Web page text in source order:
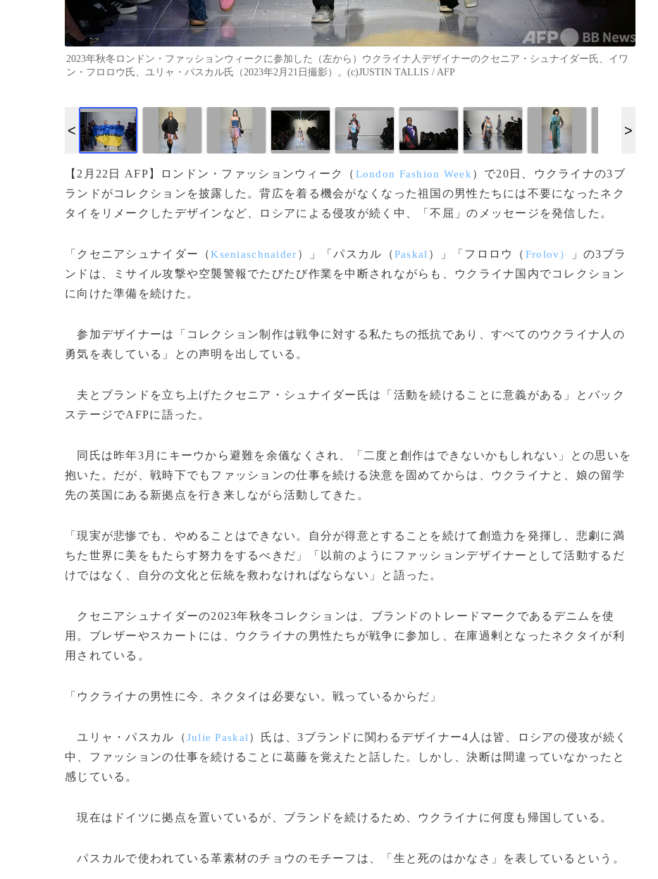
2023年秋冬ロンドン・ファッションウィークに参加した（左から）ウクライナ人デザイナーのクセニア・シュナイダー氏、イワ
ン・フロロウ氏、ユリャ・パスカル氏（2023年2月21日撮影）。(c)JUSTIN TALLIS / AFP
【2月22日 AFP】ロンドン・ファッションウィーク（ London Fashion Week ）で20日、ウクライナの3ブ
ランドがコレクションを披露した。背広を着る機会がなくなった祖国の男性たちには不要になったネク
タイをリメークしたデザインなど、ロシアによる侵攻が続く中、「不屈」のメッセージを発信した。
「クセニアシュナイダー（Kseniaschnaider ）」「パスカル（Paskal ）」「フロロウ（ Frolov）
」の3ブラ
ンドは、ミサイル攻撃や空襲警報でたびたび作業を中断されながらも、ウクライナ国内でコレクション
に向けた準備を続けた。
参加デザイナーは「コレクション制作は戦争に対する私たちの抵抗であり、すべてのウクライナ人の
勇気を表している」との声明を出している。
夫とブランドを立ち上げたクセニア・シュナイダー氏は「活動を続けることに意義がある」とバック
ステージでAFPに語った。
同氏は昨年3月にキーウから避難を余儀なくされ、「二度と創作はできないかもしれない」との思いを
抱いた。だが、戦時下でもファッションの仕事を続ける決意を固めてからは、ウクライナと、娘の留学
先の英国にある新拠点を行き来しながら活動してきた。
「現実が悲惨でも、やめることはできない。自分が得意とすることを続けて創造力を発揮し、悲劇に満
ちた世界に美をもたらす努力をするべきだ」「以前のようにファッションデザイナーとして活動するだ
けではなく、自分の文化と伝統を救わなければならない」と語った。
クセニアシュナイダーの2023年秋冬コレクションは、ブランドのトレードマークであるデニムを使
用。ブレザーやスカートには、ウクライナの男性たちが戦争に参加し、在庫過剰となったネクタイが利
用されている。
「ウクライナの男性に今、ネクタイは必要ない。戦っているからだ」
ユリャ・パスカル（Julie Paskal ）氏は、3ブランドに関わるデザイナー4人は皆、ロシアの侵攻が続く
中、ファッションの仕事を続けることに葛藤を覚えたと話した。しかし、決断は間違っていなかったと
感じている。
現在はドイツに拠点を置いているが、ブランドを続けるため、ウクライナに何度も帰国している。
パスカルで使われている革素材のチョウのモチーフは、「生と死のはかなさ」を表しているという。